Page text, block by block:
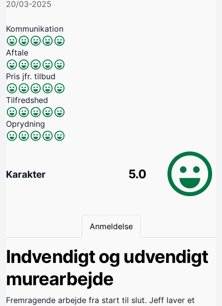
20/03-2025
Kommunikation
Aftale
Pris jfr. tilbud
Tilfredshed
Oprydning
Karakter 5.0
Anmeldelse
Indvendigt og udvendigt
murearbejde
Fremragende arbejde fra start til slut. Jeff laver et